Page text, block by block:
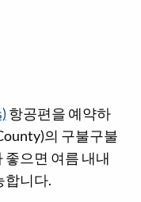
항공편을 예약하
의 구불구불
좋으면 여름 내내
합니다.